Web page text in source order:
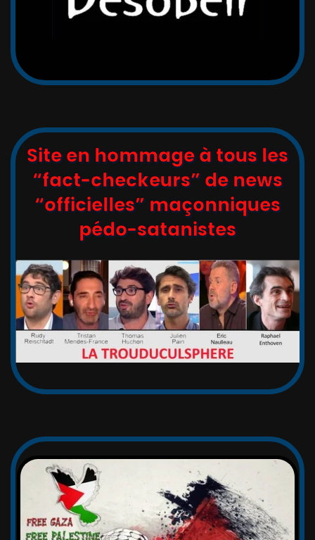
Site en hommage à tous les
“fact-checkeurs” de news
“officielles” maçonniques
pédo-satanistes